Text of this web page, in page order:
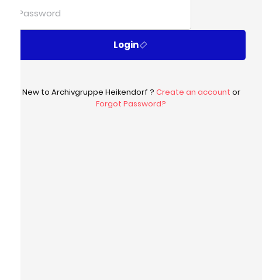
Login
New to Archivgruppe Heikendorf ? Create an account or
Forgot Password?